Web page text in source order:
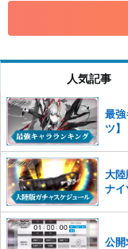
・その他、管理者
だけますでしょう
せていただきます
※一度削除したコメ
さい。
また、過度な利用規約
った場合は、法的措置
かじめご理解くださいま
人気記事
最強
ツ】
大陸
ナイ
公開